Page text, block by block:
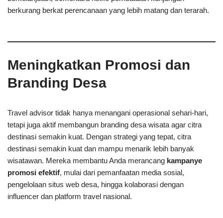
berkurang berkat perencanaan yang lebih matang dan terarah.
Meningkatkan Promosi dan
Branding Desa
Travel advisor tidak hanya menangani operasional sehari-hari,
tetapi juga aktif membangun branding desa wisata agar citra
destinasi semakin kuat. Dengan strategi yang tepat, citra
destinasi semakin kuat dan mampu menarik lebih banyak
wisatawan. Mereka membantu Anda merancang kampanye
promosi efektif, mulai dari pemanfaatan media sosial,
pengelolaan situs web desa, hingga kolaborasi dengan
influencer dan platform travel nasional.